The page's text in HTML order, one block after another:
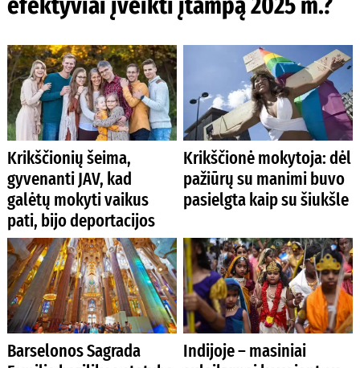
Krikščionių šeima,
gyvenanti JAV, kad
galėtų mokyti vaikus
pati, bijo deportacijos
Krikščionė mokytoja: dėl
pažiūrų su manimi buvo
pasielgta kaip su šiukšle
Barselonos Sagrada
Indijoje – masiniai